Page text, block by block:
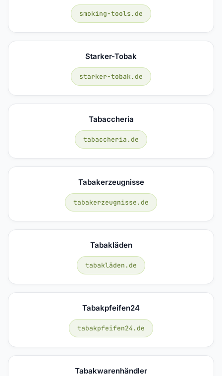
smoking-tools.de
Starker-Tobak
starker-tobak.de
Tabaccheria
tabaccheria.de
Tabakerzeugnisse
tabakerzeugnisse.de
Tabakläden
tabakläden.de
Tabakpfeifen24
tabakpfeifen24.de
Tabakwarenhändler